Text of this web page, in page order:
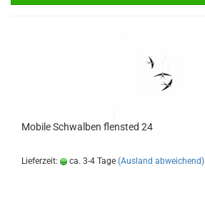
Mobile Schwalben flensted 24
Lieferzeit: ca. 3-4 Tage (Ausland abweichend)